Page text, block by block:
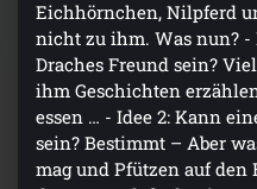
Eichhörnchen, Nilpferd
nicht zu ihm. Was nun? -
Draches Freund sein?
ihm Geschichten
essen … - Idee 2: Kann
sein? Bestimmt – Aber
mag und Pfützen auf den